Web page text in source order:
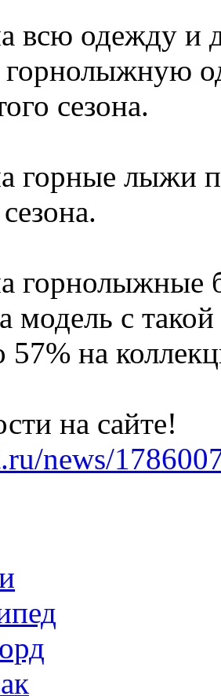
всю одежду и
сезона.
горные лыжи
горнолыжные
модель с
57% на
на сайте!
news/